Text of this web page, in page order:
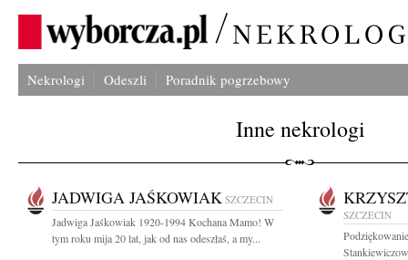
Nekrologi Odeszli Poradnik pogrzebowy
Inne nekrologi
JADWIGA JAŚKOWIAK SZCZECIN
Jadwiga Jaśkowiak 1920-1994 Kochana Mamo! W
tym roku mija 20 lat, jak od nas odeszłaś, a my...
SZCZECIN